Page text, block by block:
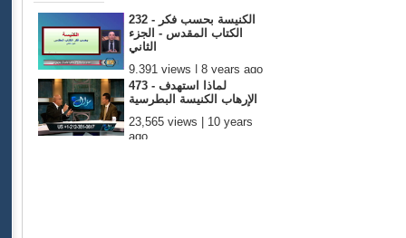
232 - الكنيسة بحسب فكر
الكتاب المقدس - الجزء
الثاني
9,391 views | 8 years ago
473 - لماذا استهدف
الإرهاب الكنيسة البطرسية
23,565 views | 10 years
ago